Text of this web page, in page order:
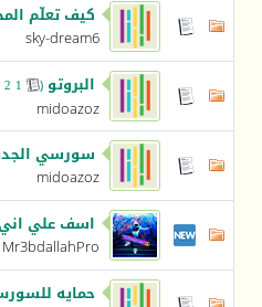
كيف تعلّم
sky-dream6
البروتو (
1
2
midoazoz
سورسي
midoazoz
اسف علي
Mr3bdallahPro
حمايه